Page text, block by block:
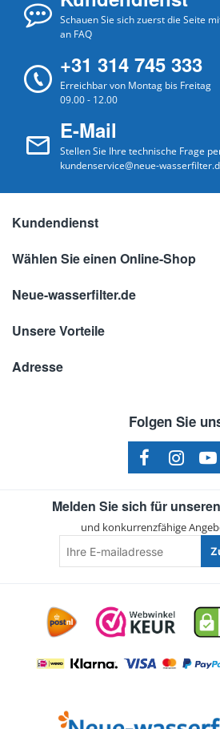
Schauen Sie sich zuerst die Seite
an FAQ
+31 314 745 333
Erreichbar von Montag bis Freitag
09.00 - 12.00
E-Mail
Stellen Sie Ihre technische Frage
kundenservice@neue-
Kundendienst
Wählen Sie einen Online-Shop
Neue-wasserfilter.de
Unsere Vorteile
Adresse
Folgen Sie
Melden Sie sich für
und konkurrenzfähige
E-
mailadresse